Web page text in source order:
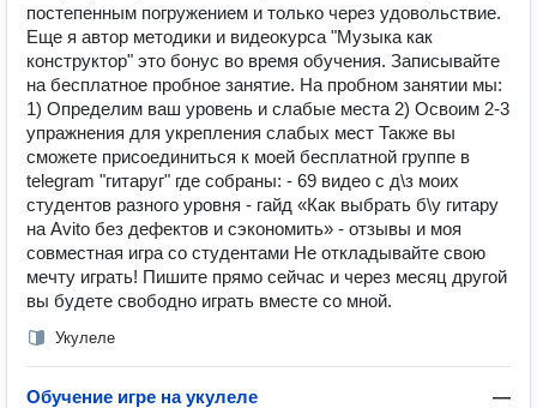
постепенным погружением и только через удовольствие.
Еще я автор методики и видеокурса "Музыка как
конструктор" это бонус во время обучения. Записывайте
на бесплатное пробное занятие. На пробном занятии мы:
1) Определим ваш уровень и слабые места 2) Освоим 2-3
упражнения для укрепления слабых мест Также вы
сможете присоединиться к моей бесплатной группе в
telegram "гитаруг" где собраны: - 69 видео с д\з моих
студентов разного уровня - гайд «Как выбрать б\у гитару
на Avito без дефектов и сэкономить» - отзывы и моя
совместная игра со студентами Не откладывайте свою
мечту играть! Пишите прямо сейчас и через месяц другой
вы будете свободно играть вместе со мной.
Укулеле
Обучение игре на укулеле —